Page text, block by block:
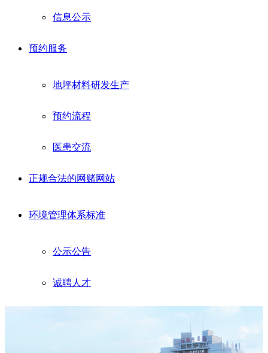
信息公示
预约服务
地坪材料研发生产
预约流程
医患交流
正规合法的网赌网站
环境管理体系标准
公示公告
诚聘人才